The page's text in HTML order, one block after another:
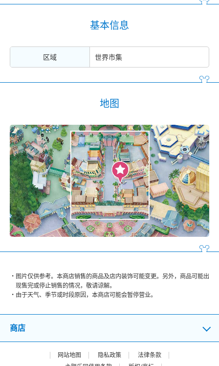
基本信息
区域 世界市集
地图
图片仅供参考。本商店销售的商品及店内装饰可能变更。另外，商品可能出
现售完或停止销售的情况，敬请谅解。
由于天气、季节或时段原因，本商店可能会暂停营业。
商店
网站地图 隐私政策
法律条款